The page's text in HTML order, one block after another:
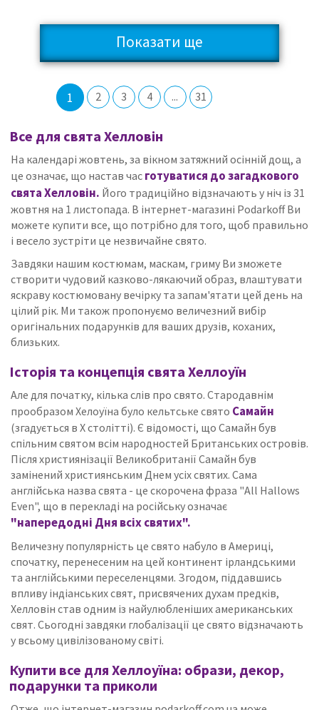
Показати ще
1 2 3 4 ... 31
Все для свята Хелловін
На календарі жовтень, за вікном затяжний осінній дощ, а
це означає, що настав час готуватися до загадкового
свята Хелловін. Його традиційно відзначають у ніч із 31
жовтня на 1 листопада. В інтернет-магазині Podarkoff Ви
можете купити все, що потрібно для того, щоб правильно
і весело зустріти це незвичайне свято.
Завдяки нашим костюмам, маскам, гриму Ви зможете
створити чудовий казково-лякаючий образ, влаштувати
яскраву костюмовану вечірку та запам'ятати цей день на
цілий рік. Ми також пропонуємо величезний вибір
оригінальних подарунків для ваших друзів, коханих,
близьких.
Історія та концепція свята Хеллоуїн
Але для початку, кілька слів про свято. Стародавнім
прообразом Хелоуїна було кельтське свято Самайн
(згадується в X столітті). Є відомості, що Самайн був
спільним святом всім народностей Британських островів.
Після християнізації Великобританії Самайн був
замінений християнським Днем усіх святих. Сама
англійська назва свята - це скорочена фраза "All Hallows
Even", що в перекладі на російську означає
"напередодні Дня всіх святих".
Величезну популярність це свято набуло в Америці,
спочатку, перенесеним на цей континент ірландськими
та англійськими переселенцями. Згодом, піддавшись
впливу індіанських свят, присвячених духам предків,
Хелловін став одним із найулюбленіших американських
свят. Сьогодні завдяки глобалізації це свято відзначають
у всьому цивілізованому світі.
Купити все для Хеллоуїна: образи, декор,
подарунки та приколи